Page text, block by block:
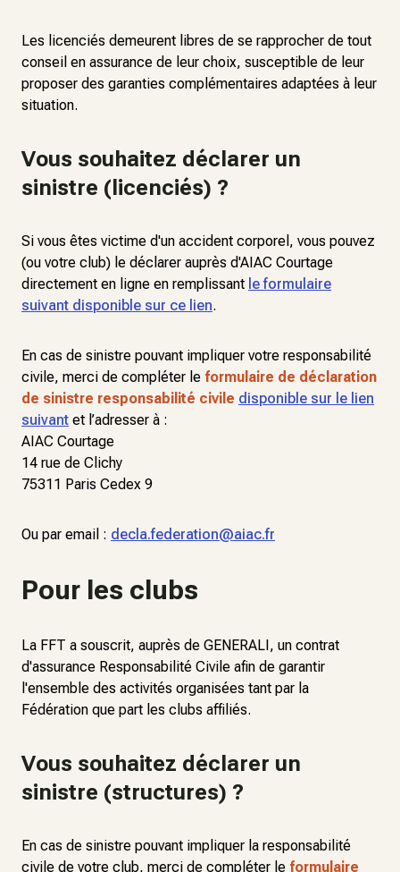
Les licenciés demeurent libres de se rapprocher de tout
conseil en assurance de leur choix, susceptible de leur
proposer des garanties complémentaires adaptées à leur
situation.
Vous souhaitez déclarer un
sinistre (licenciés) ?
Si vous êtes victime d'un accident corporel, vous pouvez
(ou votre club) le déclarer auprès d'AIAC Courtage
directement en ligne en remplissant le formulaire
suivant disponible sur ce lien.
En cas de sinistre pouvant impliquer votre responsabilité
civile, merci de compléter le formulaire de déclaration
de sinistre responsabilité civile disponible sur le lien
suivant et l’adresser à :
AIAC Courtage
14 rue de Clichy
75311 Paris Cedex 9
Ou par email : decla.federation@aiac.fr
Pour les clubs
La FFT a souscrit, auprès de GENERALI, un contrat
d'assurance Responsabilité Civile afin de garantir
l'ensemble des activités organisées tant par la
Fédération que part les clubs affiliés.
Vous souhaitez déclarer un
sinistre (structures) ?
En cas de sinistre pouvant impliquer la responsabilité
civile de votre club, merci de compléter le formulaire